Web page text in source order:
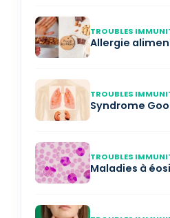
TROUBLES
Allergie
TROUBLES
Syndrome
TROUBLES
Maladies à